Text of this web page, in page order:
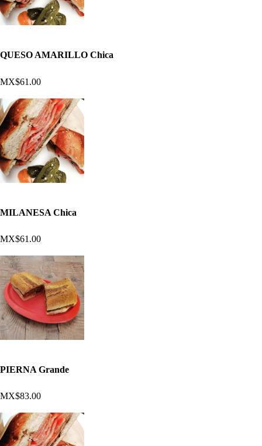
QUESO AMARILLO Chica
MX$61.00
MILANESA Chica
MX$61.00
PIERNA Grande
MX$83.00